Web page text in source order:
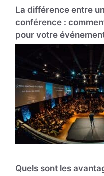
La différence entre
conférence :
pour votre
Quels sont les